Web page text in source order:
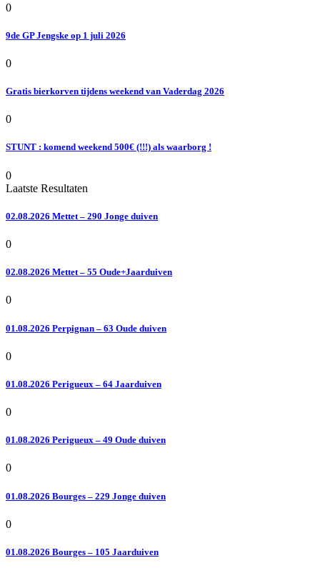
0
9de GP Jengske op 1 juli 2026
0
Gratis bierkorven tijdens weekend van Vaderdag 2026
0
STUNT : komend weekend 500€ (!!!) als waarborg !
0
Laatste Resultaten
02.08.2026 Mettet – 290 Jonge duiven
0
02.08.2026 Mettet – 55 Oude+Jaarduiven
0
01.08.2026 Perpignan – 63 Oude duiven
0
01.08.2026 Perigueux – 64 Jaarduiven
0
01.08.2026 Perigueux – 49 Oude duiven
0
01.08.2026 Bourges – 229 Jonge duiven
0
01.08.2026 Bourges – 105 Jaarduiven